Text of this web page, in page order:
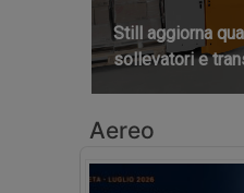
Still aggiorna
sollevatori e
Aereo